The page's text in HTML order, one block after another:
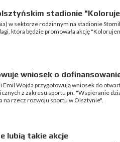
stadionie
w sektorze rodzinnym na stadionie
która będzie promowała akcję
wniosek o
Emil Wojda przygotowują wniosek do
z zakresu sportu pn. "Wspieranie
na rzecz rozwoju sportu w Olsztynie".
lubią takie akcje